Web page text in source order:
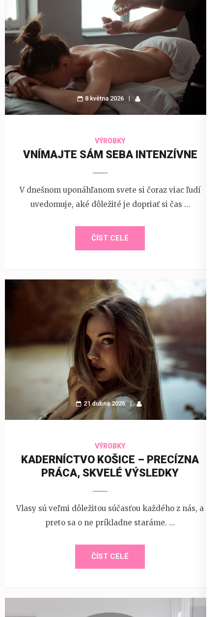
8 května 2026
VÝROBKY
VNÍMAJTE SÁM SEBA INTENZÍVNE
V dnešnom uponáhľanom svete si čoraz viac ľudí
uvedomuje, aké dôležité je dopriať si čas …
ČÍST CELÉ
21 dubna 2026
VÝROBKY
KADERNÍCTVO KOŠICE – PRECÍZNA
PRÁCA, SKVELÉ VÝSLEDKY
Vlasy sú veľmi dôležitou súčasťou každého z nás, a
preto sa o ne príkladne staráme. …
ČÍST CELÉ